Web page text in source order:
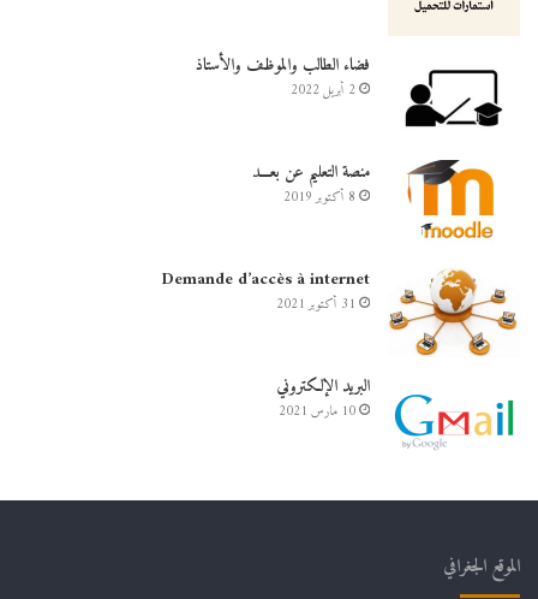
فضاء الطالب والموظف والأستاذ
2 أبريل 2022
منصة التعليم عن بعـــد
8 أكتوبر 2019
Demande d’accès à internet
31 أكتوبر 2021
البريد الإلكتروني
10 مارس 2021
الموقع الجغرافي